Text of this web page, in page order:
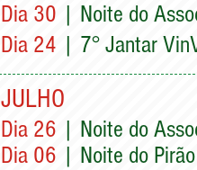
Dia 30 | Noite do
Dia 24 | 7° Jantar
JULHO
Dia 26 | Noite do
Dia 06 | Noite do